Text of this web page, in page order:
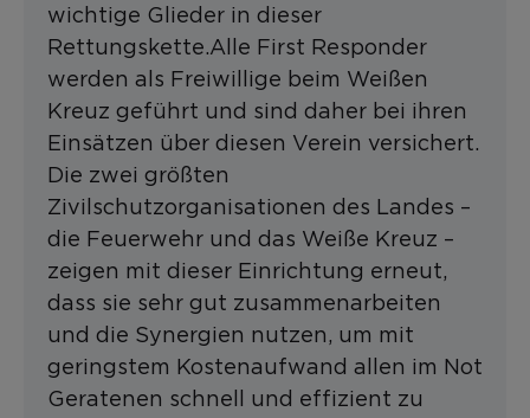
wichtige Glieder in dieser
Rettungskette.Alle First Responder
werden als Freiwillige beim Weißen
Kreuz geführt und sind daher bei ihren
Einsätzen über diesen Verein versichert.
Die zwei größten
Zivilschutzorganisationen des Landes –
die Feuerwehr und das Weiße Kreuz –
zeigen mit dieser Einrichtung erneut,
dass sie sehr gut zusammenarbeiten
und die Synergien nutzen, um mit
geringstem Kostenaufwand allen im Not
Geratenen schnell und effizient zu